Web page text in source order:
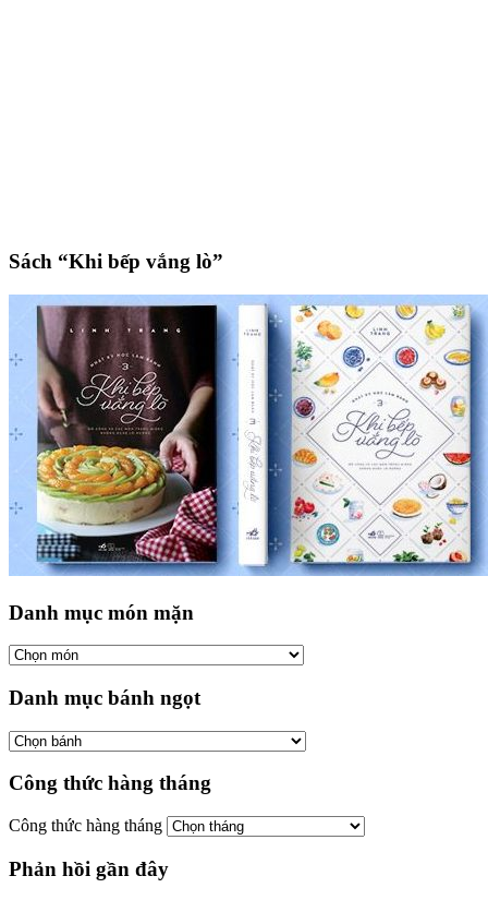
Sách “Khi bếp vắng lò”
Danh mục món mặn
Danh mục bánh ngọt
Công thức hàng tháng
Công thức hàng tháng
Phản hồi gần đây